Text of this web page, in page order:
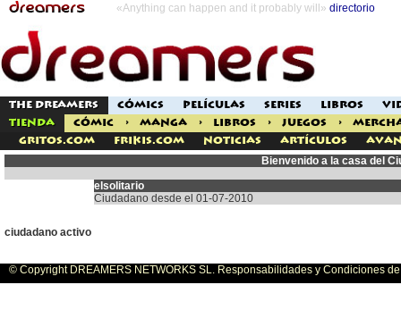
«Anything can happen and it probably will» directorio
THE DREAMERS CÓMICS PELÍCULAS SERIES LIBROS
TIENDA
CÓMIC > MANGA > LIBROS > JUEGOS >
Gritos.com
Frikis.com Noticias Artículos
Bienvenido a la casa del
elsolitario
Ciudadano desde el 01-07-2010
ciudadano activo
© Copyright DREAMERS NETWORKS SL. Responsabilidades y Condiciones